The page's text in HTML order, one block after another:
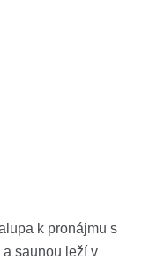
k pronájmu s
saunou leží v